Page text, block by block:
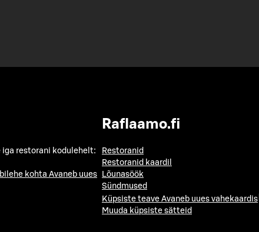
restorani kodulehelt:
kohta Avaneb uues
Raflaamo.fi
Restoranid
Restoranid kaardil
Lõunasöök
Sündmused
Küpsiste teave Avaneb uues vahekaardis
Muuda küpsiste sätteid